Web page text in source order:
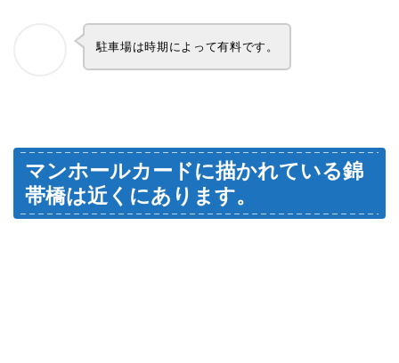
駐車場は時期によって有料です。
マンホールカードに描かれている錦
帯橋は近くにあります。